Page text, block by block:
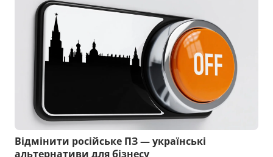
Відмінити російське ПЗ — українські
альтернативи для бізнесу